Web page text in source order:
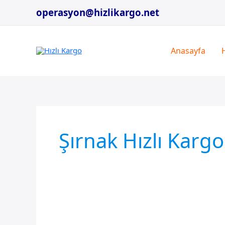
operasyon@hizlikargo.net
Anasayfa
Şırnak Hızlı Kargo